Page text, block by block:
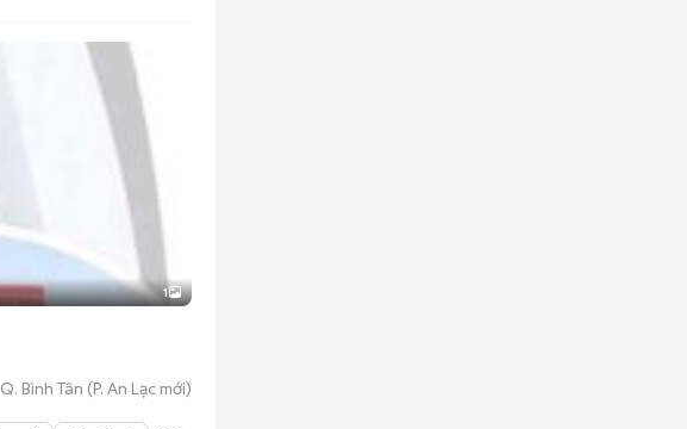
1
Q. Bình Tân (P. An Lạc mới)